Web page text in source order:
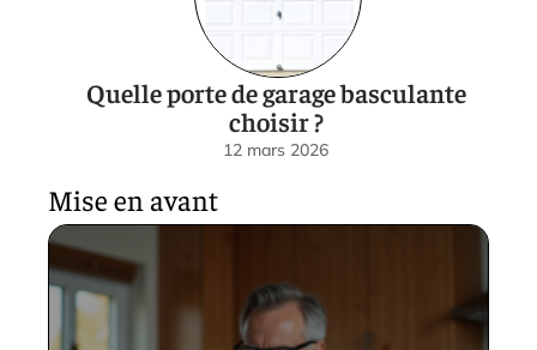
Quelle porte de garage basculante
choisir ?
12 mars 2026
Mise en avant